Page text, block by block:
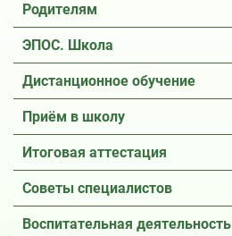
Родителям
ЭПОС. Школа
Дистанционное обучение
Приём в школу
Итоговая аттестация
Советы специалистов
Воспитательная деятельность